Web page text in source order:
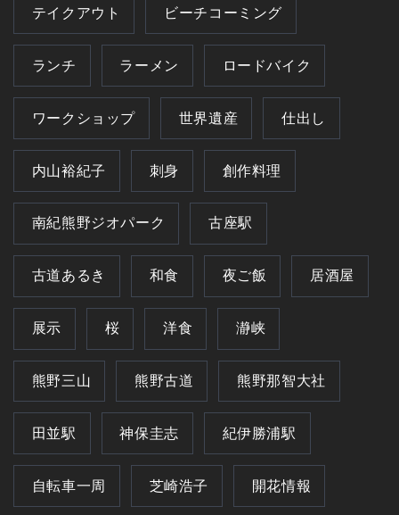
テイクアウト ビーチコーミング
ランチ ラーメン ロードバイク
ワークショップ 世界遺産 仕出し
内山裕紀子 刺身 創作料理
南紀熊野ジオパーク 古座駅
古道あるき 和食 夜ご飯 居酒屋
展示 桜 洋食 瀞峡
熊野三山 熊野古道 熊野那智大社
田並駅 神保圭志 紀伊勝浦駅
自転車一周 芝崎浩子 開花情報